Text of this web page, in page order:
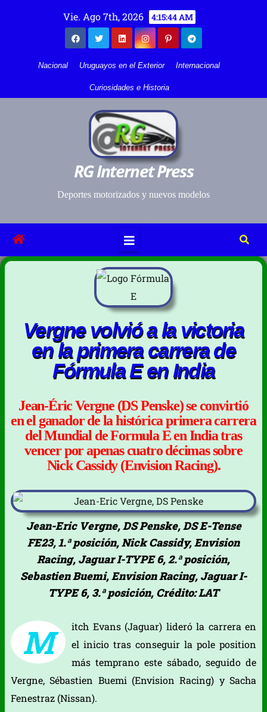
Vie. Ago 7th, 2026 4:15:45 AM
Nacional Uruguayos en el Exterior Internacional
Curiosidades e Historia
RG Internet Press
Deportes motorizados y nuevos modelos
Vergne volvió a la victoria
en la primera carrera de
Fórmula E en India
Jean-Éric Vergne (DS Penske) se convirtió
en el ganador de la histórica primera carrera
del Mundial de Formula E en India tras
vencer por apenas cuatro décimas sobre
Nick Cassidy (Envision Racing).
Jean-Eric Vergne, DS Penske, DS E-Tense
FE23, 1.ª posición, Nick Cassidy, Envision
Racing, Jaguar I-TYPE 6, 2.ª posición,
Sebastien Buemi, Envision Racing, Jaguar I-
TYPE 6, 3.ª posición, Crédito: LAT
M
itch Evans (Jaguar) lideró la carrera en
el inicio tras conseguir la pole position
más temprano este sábado, seguido de
Vergne, Sébastien Buemi (Envision Racing) y Sacha
Fenestraz (Nissan).